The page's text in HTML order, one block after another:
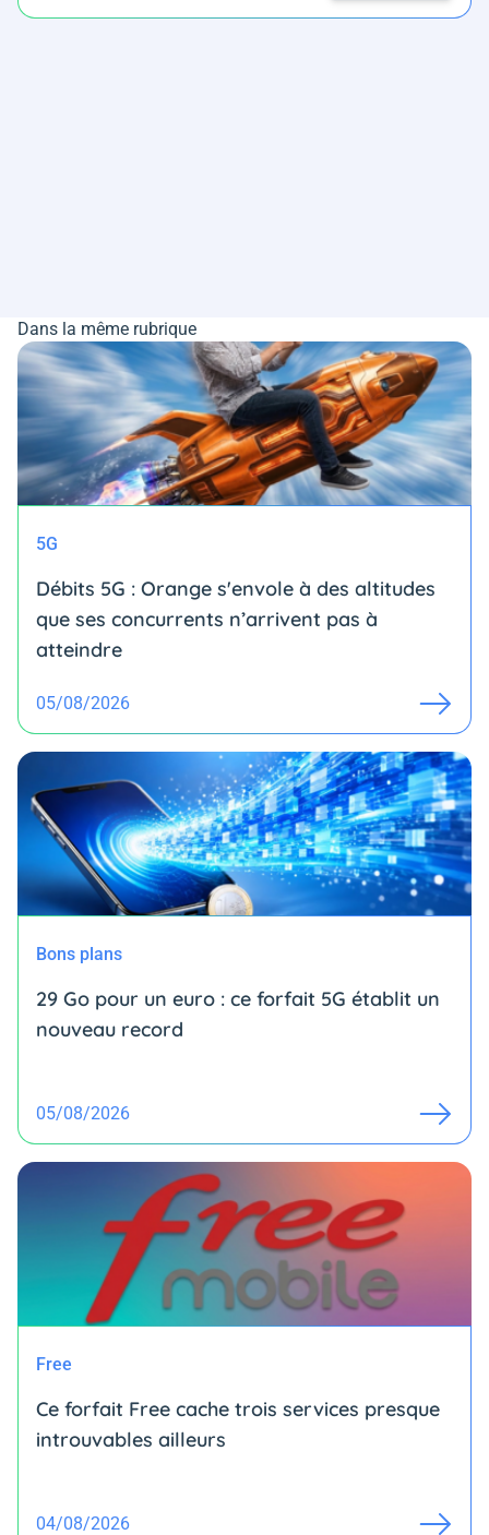
Dans la même rubrique
5G
Débits 5G : Orange s'envole à des altitudes
que ses concurrents n’arrivent pas à
atteindre
05/08/2026
Bons plans
29 Go pour un euro : ce forfait 5G établit un
nouveau record
05/08/2026
Free
Ce forfait Free cache trois services presque
introuvables ailleurs
04/08/2026